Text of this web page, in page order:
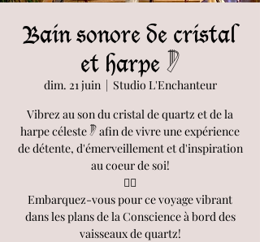
Bain sonore de cristal
et harpe 𓏢
dim. 21 juin
  |
Studio L'Enchanteur
Vibrez au son du cristal de quartz et de la
harpe céleste 𓏢 afin de vivre une expérience
de détente, d'émerveillement et d'inspiration
au coeur de soi!
🧘‍♀️
Embarquez-vous pour ce voyage vibrant
dans les plans de la Conscience à bord des
vaisseaux de quartz!